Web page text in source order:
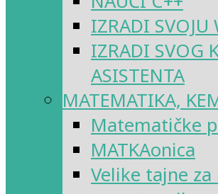
IZRADI SVOJU
IZRADI SVOG
ASISTENTA
MATEMATIKA,
Matematičke
MATKAonica
Velike tajne za